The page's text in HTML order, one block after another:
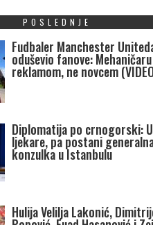
POSLEDNJE
Fudbaler Manchester
oduševio fanove:
reklamom, ne novcem
Diplomatija po crnogorski:
ljekare, pa postani
konzulka u Istanbulu
Hulija Velilja Lakonić,